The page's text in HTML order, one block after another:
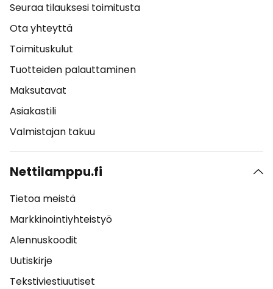
Seuraa tilauksesi toimitusta
Ota yhteyttä
Toimituskulut
Tuotteiden palauttaminen
Maksutavat
Asiakastili
Valmistajan takuu
Nettilamppu.fi
Tietoa meistä
Markkinointiyhteistyö
Alennuskoodit
Uutiskirje
Tekstiviestiuutiset